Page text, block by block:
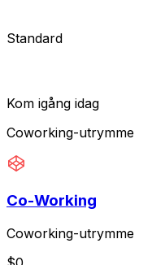
Standard
Kom igång idag
Coworking-utrymme
Co-Working
Coworking-utrymme